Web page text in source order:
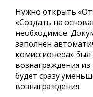
Нужно открыть
«Создать на
необходимое.
заполнен
комиссионера»
вознаграждения
будет сразу
вознаграждения.